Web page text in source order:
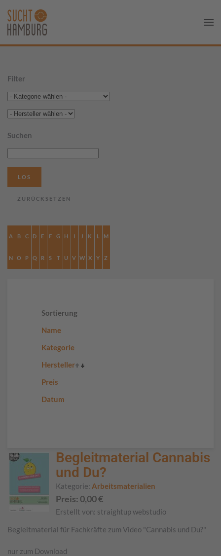
Filter
Suchen
A B C D E F G H I J K L M
N O P Q R S T U V W X Y Z
Sortierung
Name
Kategorie
Hersteller
Preis
Datum
Begleitmaterial Cannabis
und Du?
Kategorie: Arbeitsmaterialien
Preis: 0,00€
Erstellt von: straightup webstudio
Begleitmaterial für Fachkräfte zum Video "Cannabis und Du?"
nur zum Download